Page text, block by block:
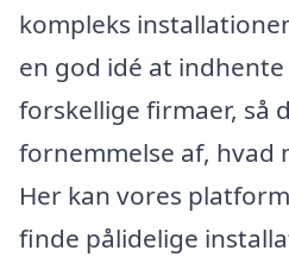
kompleks
en god idé at
forskellige firmaer, så
fornemmelse af, hvad
Her kan vores
finde pålidelige